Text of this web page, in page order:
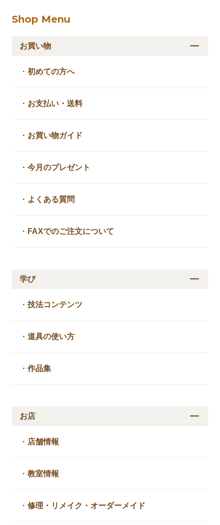
Shop Menu
お買い物
・初めての方へ
・ お支払い・送料
・ お買い物ガイド
・今月のプレゼント
・ よくある質問
・ FAXでのご注文について
学び
・技法コンテンツ
・道具の使い方
・作品集
お店
・ 店舗情報
・教室情報
・修理・リメイク・ オーダーメイド